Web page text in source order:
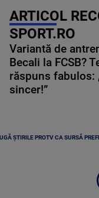
ARTICOL
SPORT.RO
Variantă de
Becali la FCSB?
răspuns fabulos:
sincer!”
ȘTIRILE PROTV CA SURSĂ